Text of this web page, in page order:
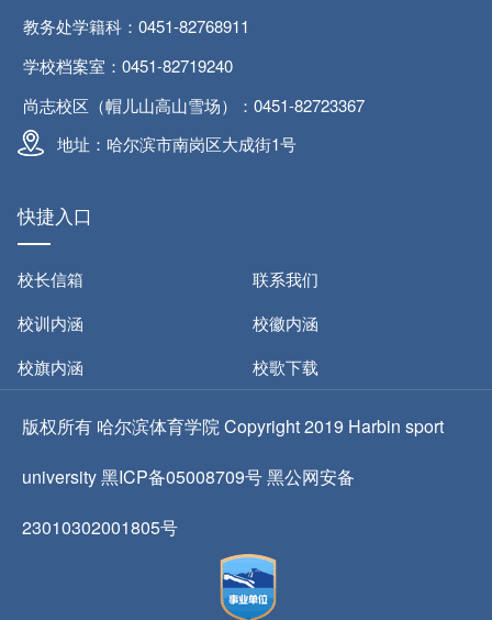
教务处学籍科：0451-82768911
学校档案室：0451-82719240
尚志校区（帽儿山高山雪场）：0451-82723367
地址：哈尔滨市南岗区大成街1号
快捷入口
校长信箱
联系我们
校训内涵
校徽内涵
校旗内涵
校歌下载
版权所有 哈尔滨体育学院 Copyright 2019 Harbin sport
university 黑ICP备05008709号 黑公网安备
23010302001805号